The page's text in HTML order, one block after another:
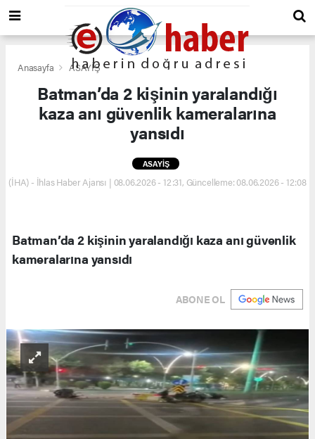
Anasayfa ASAYİŞ
Batman’da 2 kişinin yaralandığı
kaza anı güvenlik kameralarına
yansıdı
ASAYİŞ
(İHA) - İhlas Haber Ajansı | 08.06.2026 - 12:31, Güncelleme: 08.06.2026 - 12:08
Batman’da 2 kişinin yaralandığı kaza anı güvenlik
kameralarına yansıdı
ABONE OL